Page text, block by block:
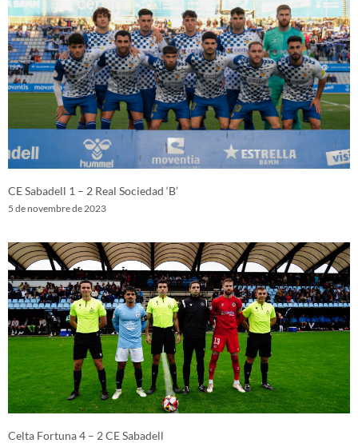
CE Sabadell 1 – 2 Real Sociedad ‘B’
5 de novembre de 2023
Celta Fortuna 4 – 2 CE Sabadell